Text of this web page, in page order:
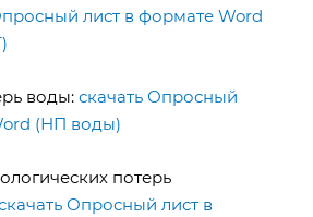
лист в формате Word
воды: скачать Опросный
(НП воды)
потерь
Опросный лист в